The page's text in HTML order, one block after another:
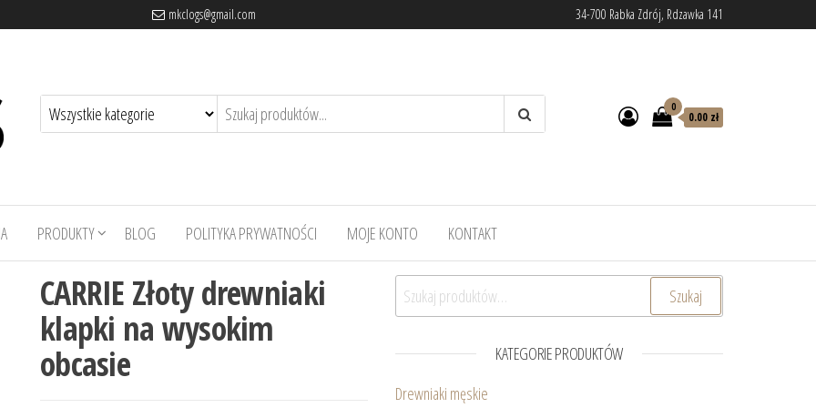
mkclogs@gmail.com 34-700 Rabka Zdrój, Rdzawka 141
0
0.00 zł
PRODUKTY BLOG POLITYKA PRYWATNOŚCI MOJE KONTO KONTAKT
CARRIE Złoty drewniaki
klapki na wysokim
obcasie
Szukaj: Szukaj
KATEGORIE PRODUKTÓW
Drewniaki męskie